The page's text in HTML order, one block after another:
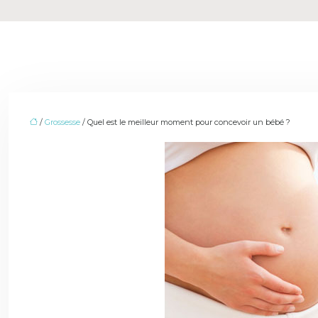
/ Grossesse / Quel est le meilleur moment pour concevoir un bébé ?